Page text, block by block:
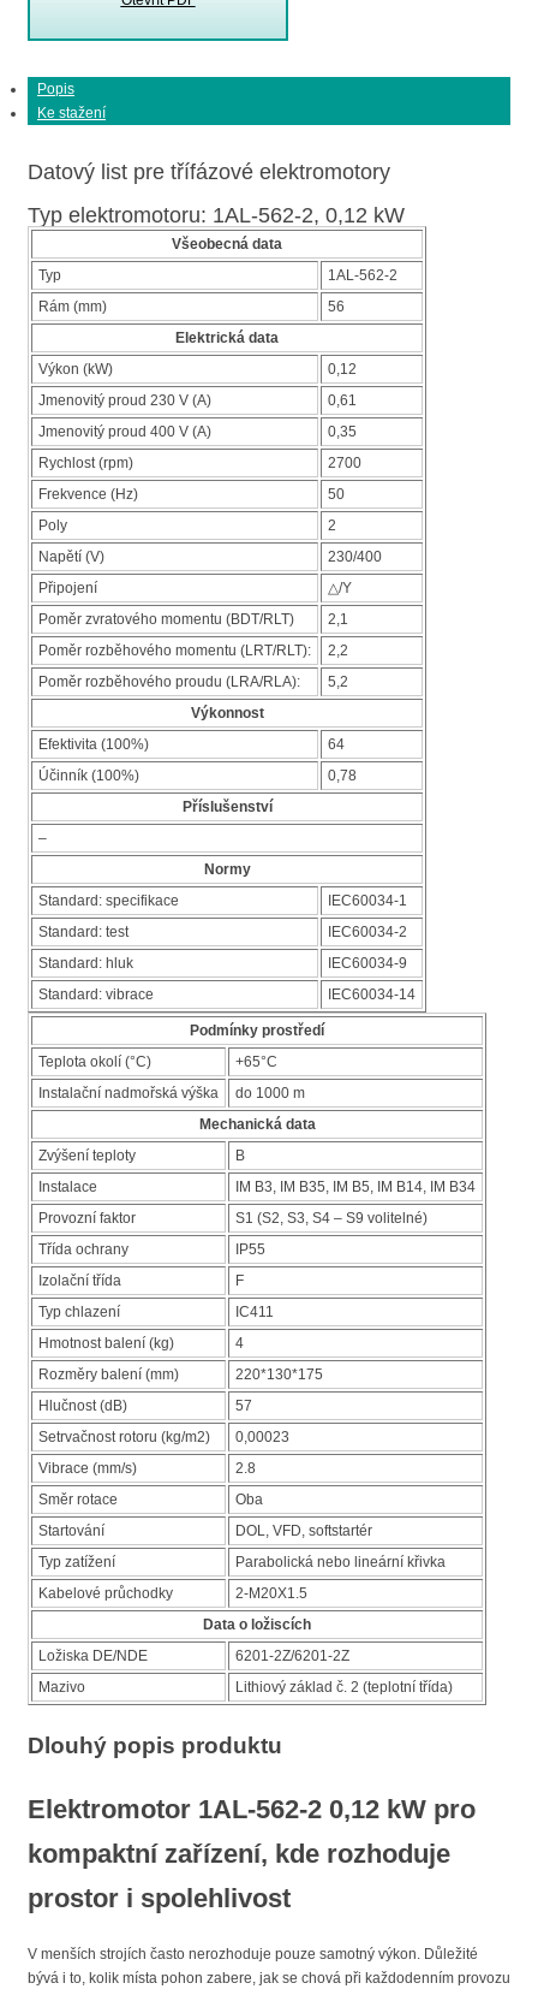
Popis
Ke stažení
Datový list pre třífázové elektromotory
Typ elektromotoru: 1AL-562-2, 0,12 kW
Všeobecná data
Typ
1AL-562-2
Rám (mm)
56
Elektrická data
Výkon (kW)
0,12
Jmenovitý proud 230 V (A)
0,61
Jmenovitý proud 400 V (A)
0,35
Rychlost (rpm)
2700
Frekvence (Hz)
50
Poly
2
Napětí (V)
230/400
Připojení
△/Y
Poměr zvratového momentu (BDT/RLT)
2,1
Poměr rozběhového momentu (LRT/RLT):
2,2
Poměr rozběhového proudu (LRA/RLA):
5,2
Výkonnost
Efektivita (100%)
64
Účinník (100%)
0,78
Příslušenství
–
Normy
Standard: specifikace
IEC60034-1
Standard: test
IEC60034-2
Standard: hluk
IEC60034-9
Standard: vibrace
IEC60034-14
Podmínky prostředí
Teplota okolí (°C)
+65°C
Instalační nadmořská výška
do 1000 m
Mechanická data
Zvýšení teploty
B
Instalace
IM B3, IM B35, IM B5, IM B14, IM B34
Provozní faktor
S1 (S2, S3, S4 – S9 volitelné)
Třída ochrany
IP55
Izolační třída
F
Typ chlazení
IC411
Hmotnost balení (kg)
4
Rozměry balení (mm)
220*130*175
Hlučnost (dB)
57
Setrvačnost rotoru (kg/m2)
0,00023
Vibrace (mm/s)
2.8
Směr rotace
Oba
Startování
DOL, VFD, softstartér
Typ zatížení
Parabolická nebo lineární křivka
Kabelové průchodky
2-M20X1.5
Data o ložiscích
Ložiska DE/NDE
6201-2Z/6201-2Z
Mazivo
Lithiový základ č. 2 (teplotní třída)
Dlouhý popis produktu
Elektromotor 1AL-562-2 0,12 kW pro
kompaktní zařízení, kde rozhoduje
prostor i spolehlivost
V menších strojích často nerozhoduje pouze samotný výkon. Důležité
bývá i to, kolik místa pohon zabere, jak se chová při každodenním provozu